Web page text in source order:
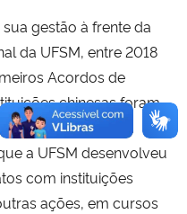
gestão à frente da
da UFSM, entre 2018
Acordos de
chinesas foram
a HNU em 2021.
a UFSM desenvolveu
com instituições
ações, em cursos